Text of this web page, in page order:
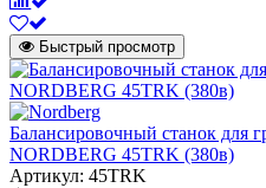
Быстрый просмотр
Балансировочный станок для
NORDBERG 45TRK (380в)
Артикул: 45TRK